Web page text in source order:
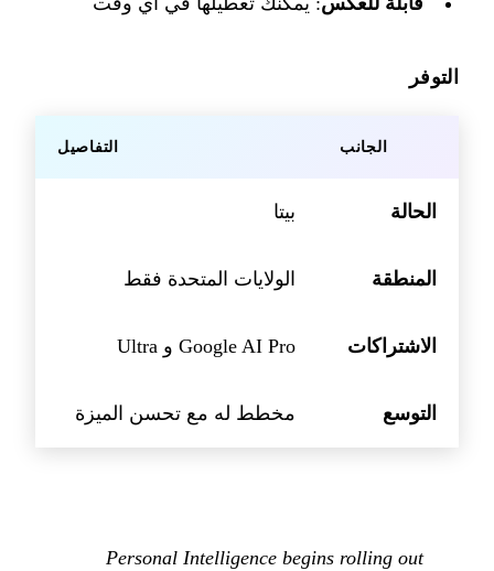
التوفر
الجانب التفاصيل
الحالة بيتا
المنطقة الولايات المتحدة فقط
الاشتراكات Google AI Pro و Ultra
التوسع مخطط له مع تحسن الميزة
Personal Intelligence begins rolling out